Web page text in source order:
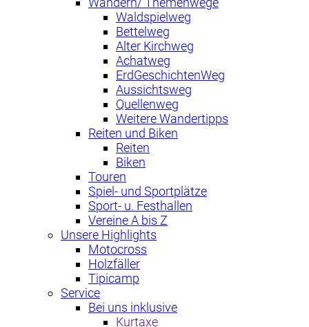
Waldspielweg
Bettelweg
Alter Kirchweg
Achatweg
ErdGeschichtenWeg
Aussichtsweg
Quellenweg
Weitere Wandertipps
Reiten und Biken
Reiten
Biken
Touren
Spiel- und Sportplätze
Sport- u. Festhallen
Vereine A bis Z
Unsere Highlights
Motocross
Holzfäller
Tipicamp
Service
Bei uns inklusive
Kurtaxe